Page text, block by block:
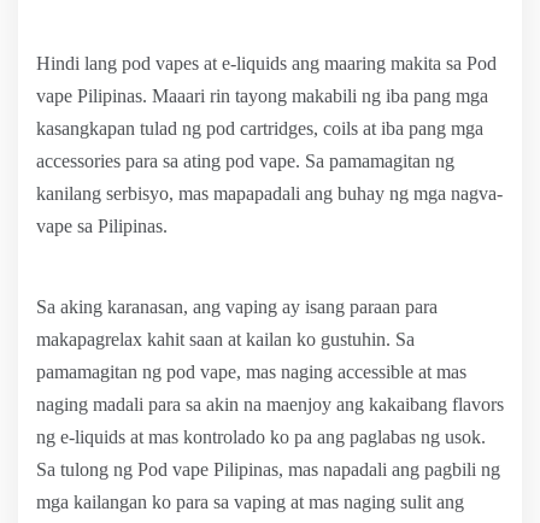
Hindi lang pod vapes at e-liquids ang maaring makita sa Pod
vape Pilipinas. Maaari rin tayong makabili ng iba pang mga
kasangkapan tulad ng pod cartridges, coils at iba pang mga
accessories para sa ating pod vape. Sa pamamagitan ng
kanilang serbisyo, mas mapapadali ang buhay ng mga nagva-
vape sa Pilipinas.
Sa aking karanasan, ang vaping ay isang paraan para
makapagrelax kahit saan at kailan ko gustuhin. Sa
pamamagitan ng pod vape, mas naging accessible at mas
naging madali para sa akin na maenjoy ang kakaibang flavors
ng e-liquids at mas kontrolado ko pa ang paglabas ng usok.
Sa tulong ng Pod vape Pilipinas, mas napadali ang pagbili ng
mga kailangan ko para sa vaping at mas naging sulit ang